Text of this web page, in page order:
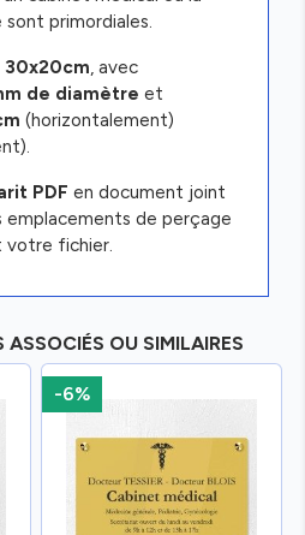
primordiales.
30x20cm, avec
de diamètre et
(horizontalement)
PDF en document joint
de perçage
votre fichier.
ASSOCIÉS OU SIMILAIRES
-6%